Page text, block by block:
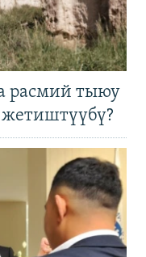
расмий тыюу
жетиштүүбү?